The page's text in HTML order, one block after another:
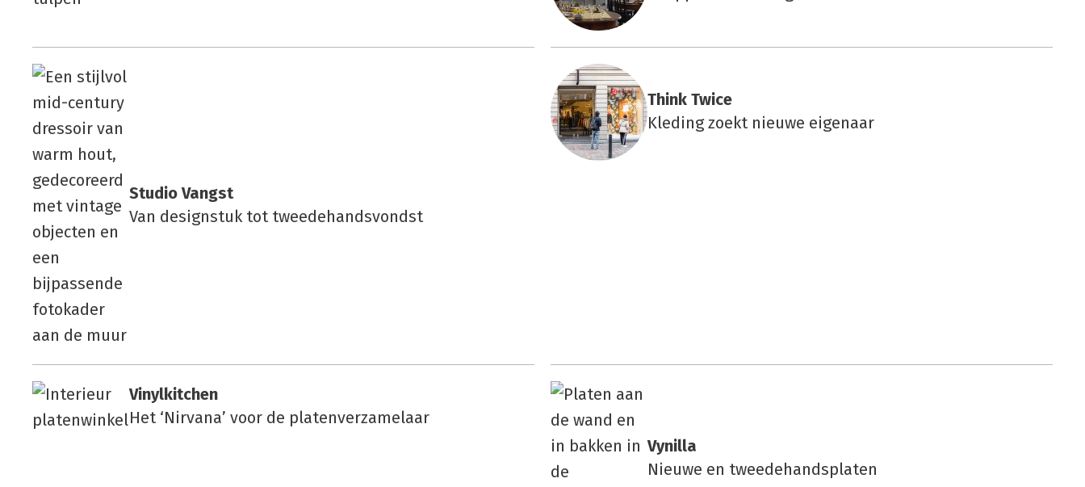
Stu­dio Vangst
Van designstuk tot tweedehandsvondst
Think Twi­ce
Kleding zoekt nieuwe eigenaar
Vinyl­kit­chen
Het ‘Nirvana’ voor de platenverzamelaar
Vynil­la
Nieuwe en tweedehandsplaten